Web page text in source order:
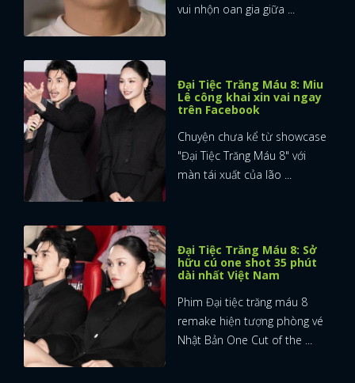
vui nhộn oan gia giữa ...
Đại Tiệc Trăng Máu 8: Miu
Lê công khai xin vai ngay
trên Facebook
Chuyện chưa kể từ showcase
"Đại Tiệc Trăng Máu 8" với
màn tái xuất của lão ...
Đại Tiệc Trăng Máu 8: Sở
hữu cú one shot 35 phút
dài nhất Việt Nam
Phim Đại tiệc trăng máu 8
remake hiện tượng phòng vé
Nhật Bản One Cut of the ...